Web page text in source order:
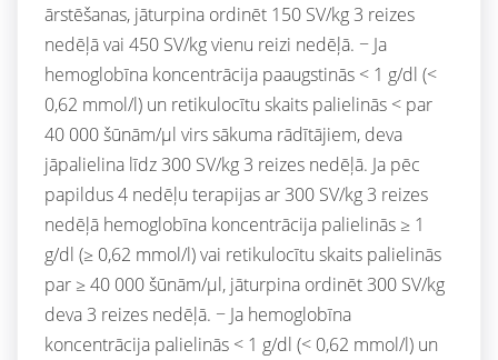
ārstēšanas, jāturpina ordinēt 150 SV/kg 3 reizes
nedēļā vai 450 SV/kg vienu reizi nedēļā. − Ja
hemoglobīna koncentrācija paaugstinās < 1 g/dl (<
0,62 mmol/l) un retikulocītu skaits palielinās < par
40 000 šūnām/µl virs sākuma rādītājiem, deva
jāpalielina līdz 300 SV/kg 3 reizes nedēļā. Ja pēc
papildus 4 nedēļu terapijas ar 300 SV/kg 3 reizes
nedēļā hemoglobīna koncentrācija palielinās ≥ 1
g/dl (≥ 0,62 mmol/l) vai retikulocītu skaits palielinās
par ≥ 40 000 šūnām/µl, jāturpina ordinēt 300 SV/kg
deva 3 reizes nedēļā. − Ja hemoglobīna
koncentrācija palielinās < 1 g/dl (< 0,62 mmol/l) un